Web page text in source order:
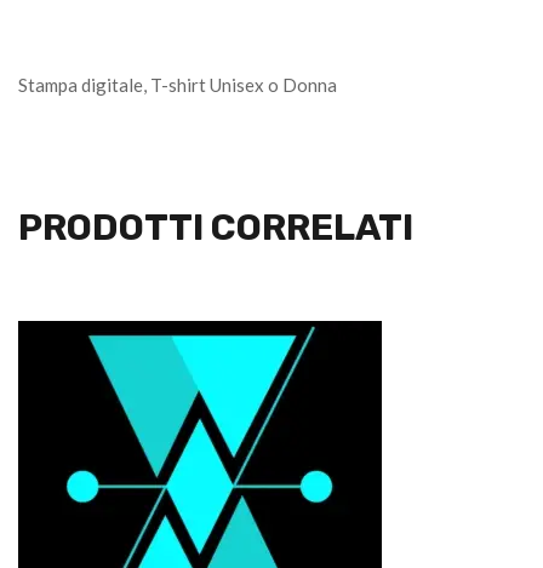
Stampa digitale, T-shirt Unisex o Donna
PRODOTTI CORRELATI